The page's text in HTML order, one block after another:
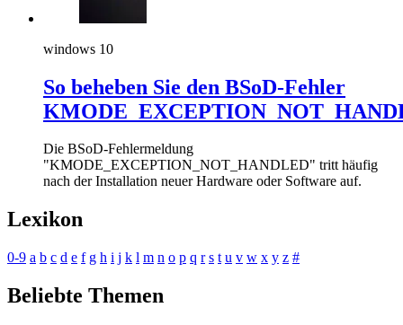
windows 10
So beheben Sie den BSoD-Fehler
Die BSoD-Fehlermeldung
"KMODE_EXCEPTION_NOT_HANDLED" tritt häufig
nach der Installation neuer Hardware oder Software auf.
Lexikon
0-9 a b c d e f g h i j k l m n o p q r s t u v w x y z #
Beliebte Themen